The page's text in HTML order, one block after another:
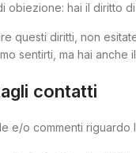
obiezione: hai il diritto
questi diritti, non
sentirti, ma hai
contatti
e/o commenti